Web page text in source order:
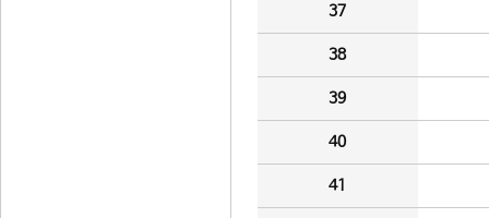
37
38
39
40
41